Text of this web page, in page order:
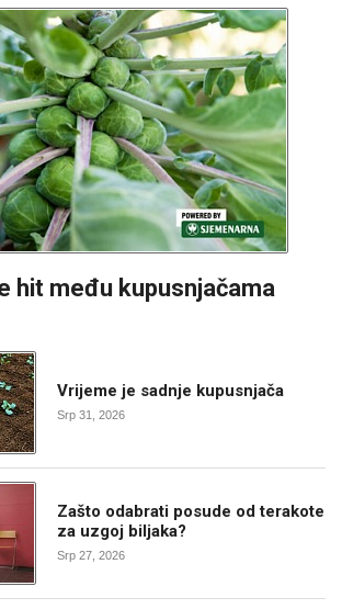
hit među kupusnjačama
Vrijeme je sadnje kupusnjača
Srp 31, 2026
Zašto odabrati posude od terakote
za uzgoj biljaka?
Srp 27, 2026